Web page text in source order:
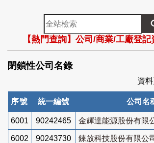
全
站
檢
索
【熱門查詢】公司/商業/工廠登記
閉鎖性公司名錄
資
序號 統一編號 公司名
6001 90242465 金輝達能源股份有限
6002 90243730 錸放科技股份有限公